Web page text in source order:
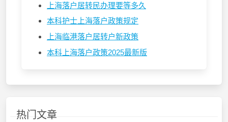
上海落户居转民办理要等多久
本科护士上海落户政策规定
上海临港落户居转户新政策
本科上海落户政策2025最新版
热门文章